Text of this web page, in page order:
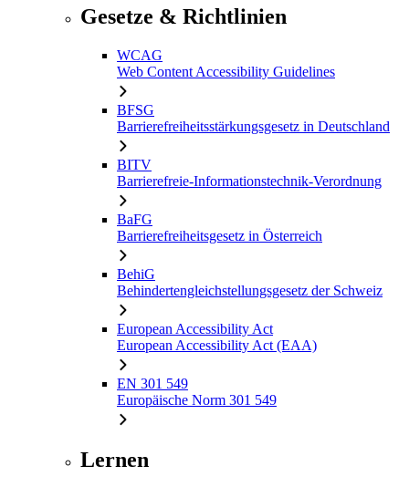
Gesetze & Richtlinien
WCAG
Web Content Accessibility Guidelines
BFSG
Barrierefreiheitsstärkungsgesetz in Deutschland
BITV
Barrierefreie-Informationstechnik-Verordnung
BaFG
Barrierefreiheitsgesetz in Österreich
BehiG
Behindertengleichstellungsgesetz der Schweiz
European Accessibility Act
European Accessibility Act (EAA)
EN 301 549
Europäische Norm 301 549
Lernen